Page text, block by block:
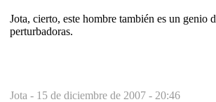
Jota, cierto, este hombre también es un genio
perturbadoras.
Jota - 15 de diciembre de 2007 - 20:46